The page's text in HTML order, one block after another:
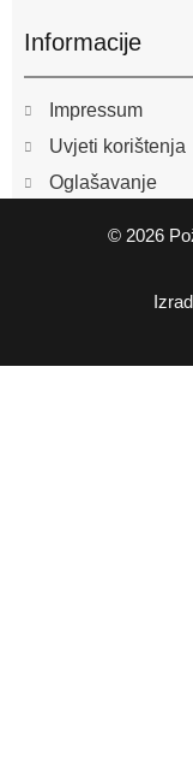
Informacije
Impressum
Uvjeti korištenja
Oglašavanje
© 2026